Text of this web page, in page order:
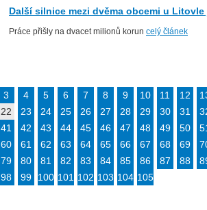
Další silnice mezi dvěma obcemi u Litovle
Práce přišly na dvacet milionů korun celý článek
3 4 5 6 7 8 9 10 11 12
22 23 24 25 26 27 28 29 30 31
41 42 43 44 45 46 47 48 49 50
60 61 62 63 64 65 66 67 68 69
79 80 81 82 83 84 85 86 87 88
98 99 100 101 102 103 104 105